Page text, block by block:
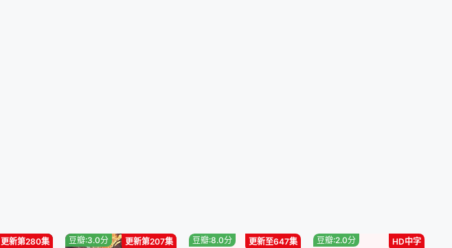
更新第280集 更新第207集
豆瓣:3.0分 更新至647集
豆瓣:8.0分 HD中字
豆瓣:2.0分